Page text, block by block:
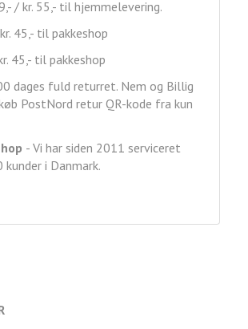
/ kr. 55,- til hjemmelevering.
45,- til pakkeshop
45,- til pakkeshop
dages fuld returret. Nem og Billig
PostNord retur QR-kode fra kun
- Vi har siden 2011 serviceret
i Danmark.